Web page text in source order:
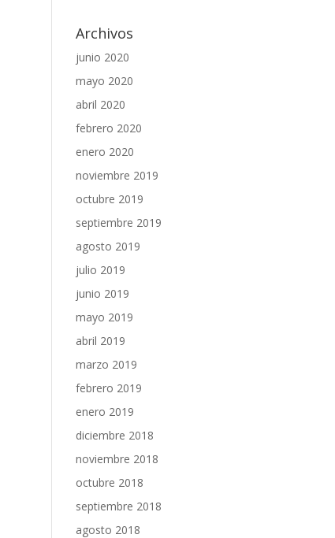
Archivos
junio 2020
mayo 2020
abril 2020
febrero 2020
enero 2020
noviembre 2019
octubre 2019
septiembre 2019
agosto 2019
julio 2019
junio 2019
mayo 2019
abril 2019
marzo 2019
febrero 2019
enero 2019
diciembre 2018
noviembre 2018
octubre 2018
septiembre 2018
agosto 2018